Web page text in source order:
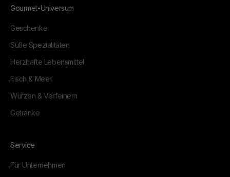
Gourmet-Universum
Geschenke
Süße Spezialitäten
Herzhafte Lebensmittel
Fisch & Meer
Würzen & Verfeinern
Getränke
Service
Für Unternehmen